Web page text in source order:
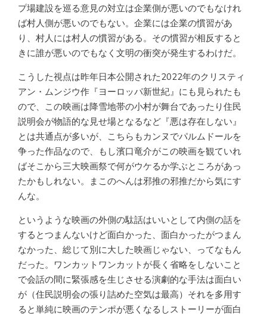
プ場建設を巡る意見の対立は企業側が悪いのでもなけれ
ば村人側が悪いのでもない。企業には企業の慣習があ
り、村人には村人の慣習がある。その慣習が相反すると
きに誰が悪いのでもなく文明の衝突が発生するわけだ。
こうした視点は昨年日本公開された2022年のクリスティ
アン・ムンジウ作『ヨーロッパ新世紀』にも見られたも
ので、この映画は降雪地帯の小村が舞台であったり住民
説明会が物語的な見せ場となるなど『悪は存在しない』
とは共通点が多いが、こちらもカンヌでパルムドールを
争った作品なので、もし濱口竜介がこの映画を観ていれ
ばそこから三大映画祭で何がウケるか学ぶところがあっ
たかもしれない。まこのへんは邪推の邪推だから気にす
んな。
というような映画の外側の駄話はいいとして内側の話を
するとつまんないけど面白かった、面白かったがつまん
なかった、総じて別に大した映画じゃない、ってなもん
だった。ワンカットワンカットが長く省略をしないこと
で会話の間に緊張感を生じさせる演劇的な手法は面白い
が（住民説明会の張り詰めた空気は最高）それを多用す
ると単純に映画のテンポが悪くなるしストーリーが面白